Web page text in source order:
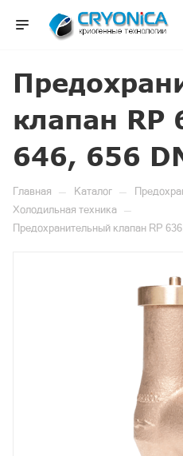
клапан RP
646, 656
Главная — Каталог —
Холодильная техника —
Предохранительный клапан RP